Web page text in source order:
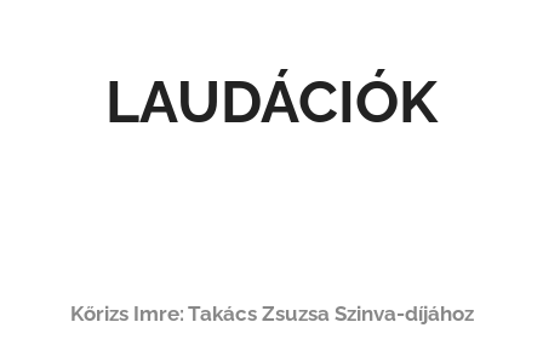
LAUDÁCIÓK
Kőrizs Imre: Takács Zsuzsa Szinva-díjához